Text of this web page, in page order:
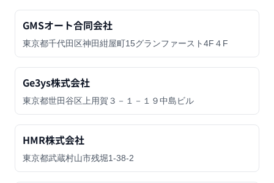
GMSオート合同会社
東京都千代田区神田紺屋町15グランファースト4F４F
Ge3ys株式会社
東京都世田谷区上用賀３－１－１９中島ビル
HMR株式会社
東京都武蔵村山市残堀1-38-2